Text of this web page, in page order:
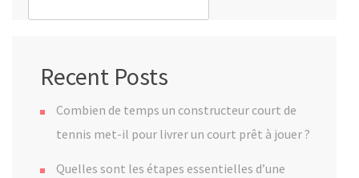
Recent Posts
Combien de temps un constructeur court de
tennis met-il pour livrer un court prêt à jouer ?
Quelles sont les étapes essentielles d’une